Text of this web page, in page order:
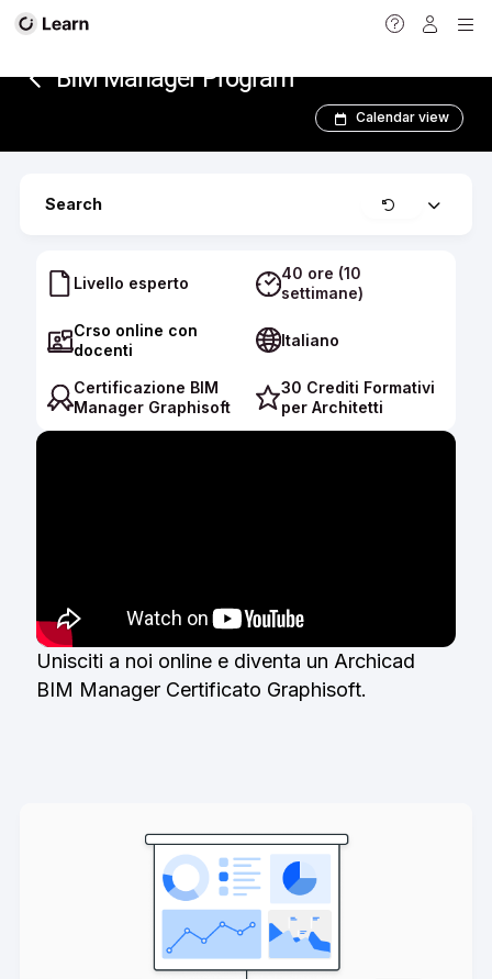
BIM Manager Program­­
Calendar view
Search ClearExpand
Livello esperto
40 ore (10
settimane)
Crso online con
docenti
Italiano
Certificazione BIM
Manager Graphisoft
30 Crediti Formativi
per Architetti
Unisciti a noi online e diventa un Archicad
BIM Manager Certificato Graphisoft.